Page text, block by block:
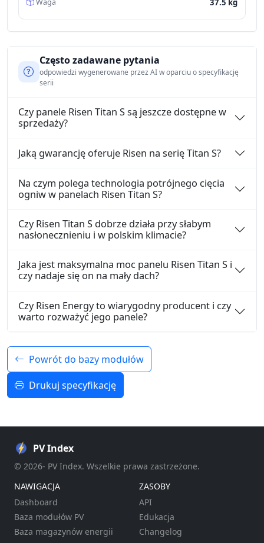
Waga 37.5 kg
Często zadawane pytania
odpowiedzi wygenerowane przez AI w oparciu o specyfikację
serii
Czy panele Risen Titan S są jeszcze dostępne w
sprzedaży?
Jaką gwarancję oferuje Risen na serię Titan S?
Na czym polega technologia potrójnego cięcia
ogniw w panelach Risen Titan S?
Czy Risen Titan S dobrze działa przy słabym
nasłonecznieniu i w polskim klimacie?
Jaka jest maksymalna moc panelu Risen Titan S i
czy nadaje się on na mały dach?
Czy Risen Energy to wiarygodny producent i czy
warto rozważyć jego panele?
Powrót do bazy modułów
Drukuj specyfikację
PV Index
© 2026- PV Index. Wszelkie prawa zastrzeżone.
NAWIGACJA
Dashboard
Baza modułów PV
Baza magazynów energii
ZASOBY
API
Edukacja
Changelog